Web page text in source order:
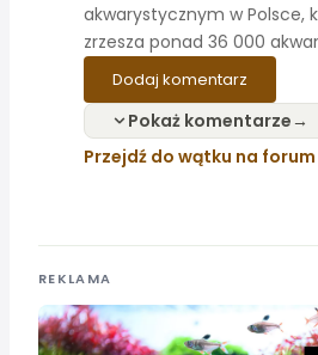
akwarystycznym w Polsce,
zrzesza ponad 36 000
Dodaj komentarz
Pokaż komentarze
Przejdź do wątku na forum
REKLAMA